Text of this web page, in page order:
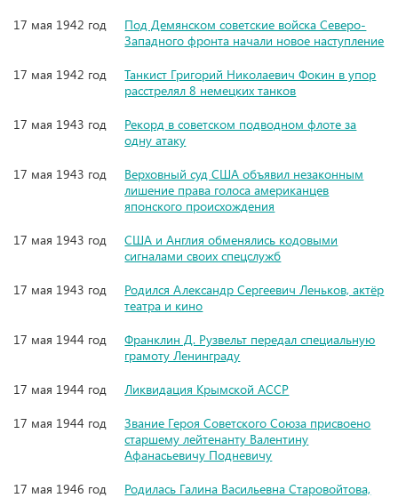
17 мая 1942 год
Под Демянском советские войска Северо-
Западного фронта начали новое наступление
17 мая 1942 год
Танкист Григорий Николаевич Фокин в упор
расстрелял 8 немецких танков
17 мая 1943 год
Рекорд в советском подводном флоте за
одну атаку
17 мая 1943 год
Верховный суд США объявил незаконным
лишение права голоса американцев
японского происхождения
17 мая 1943 год
США и Англия обменялись кодовыми
сигналами своих спецслужб
17 мая 1943 год
Родился Александр Сергеевич Леньков, актёр
театра и кино
17 мая 1944 год
Франклин Д. Рузвельт передал специальную
грамоту Ленинграду
17 мая 1944 год
Ликвидация Крымской АССР
17 мая 1944 год
Звание Героя Советского Союза присвоено
старшему лейтенанту Валентину
Афанасьевичу Подневичу
17 мая 1946 год
Родилась Галина Васильевна Старовойтова,